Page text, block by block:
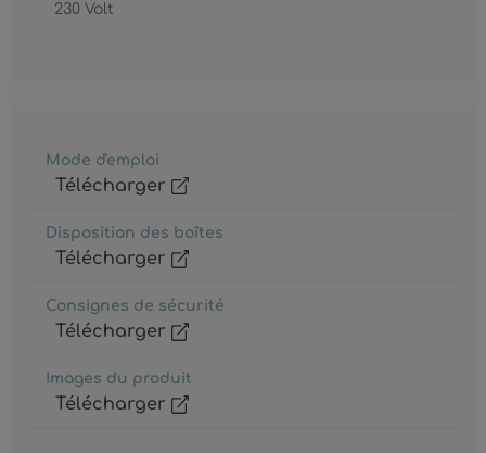
230 Volt
Mode d'emploi
Télécharger
Disposition des boîtes
Télécharger
Consignes de sécurité
Télécharger
Images du produit
Télécharger